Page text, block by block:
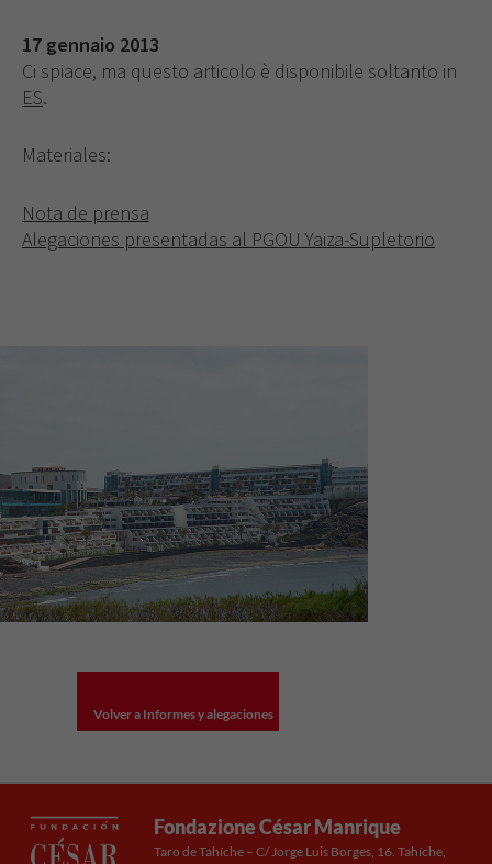
17 gennaio 2013
Ci spiace, ma questo articolo è disponibile soltanto in
ES.
Materiales:
Nota de prensa
Alegaciones presentadas al PGOU Yaiza-Supletorio
Volver a Informes y alegaciones
Fondazione César Manrique
Taro de Tahíche – C/ Jorge Luis Borges, 16. Tahíche,